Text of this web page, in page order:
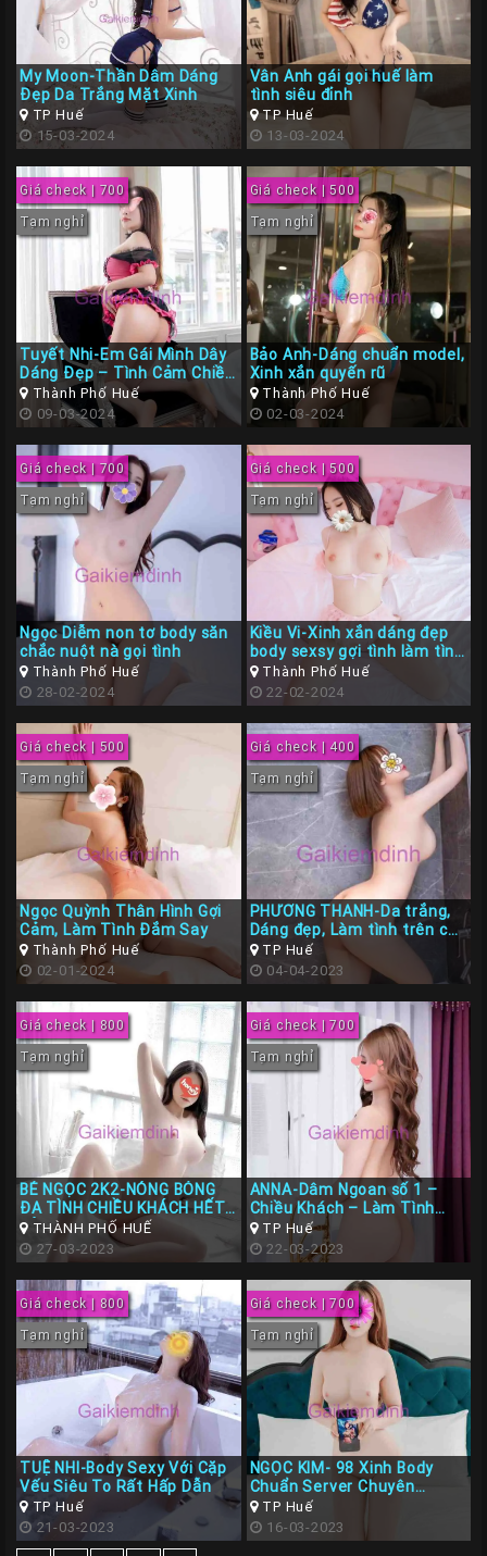
My Moon-Thần Dâm Dáng
Đẹp Da Trắng Mặt Xinh
TP Huế
15-03-2024
Vân Anh gái gọi huế làm
tình siêu đỉnh
TP Huế
13-03-2024
Giá check | 700
Tạm nghỉ
Tuyết Nhi-Em Gái Mình Dây
Dáng Đẹp – Tình Cảm Chiều
Khách
Thành Phố Huế
09-03-2024
Giá check | 500
Tạm nghỉ
Bảo Anh-Dáng chuẩn model,
Xinh xắn quyến rũ
Thành Phố Huế
02-03-2024
Giá check | 700
Tạm nghỉ
Ngọc Diễm non tơ body săn
chắc nuột nà gọi tình
Thành Phố Huế
28-02-2024
Giá check | 500
Tạm nghỉ
Kiều Vi-Xinh xắn dáng đẹp
body sexsy gợi tình làm tình
đỉnh cao
Thành Phố Huế
22-02-2024
Giá check | 500
Tạm nghỉ
Ngọc Quỳnh Thân Hình Gợi
Cảm, Làm Tình Đắm Say
Thành Phố Huế
02-01-2024
Giá check | 400
Tạm nghỉ
PHƯƠNG THANH-Da trắng,
Dáng đẹp, Làm tình trên cả
tuyệt vời
TP Huế
04-04-2023
Giá check | 800
Tạm nghỉ
BÉ NGỌC 2K2-NÓNG BỎNG
ĐA TÌNH CHIỀU KHÁCH HẾT
MÌNH
THÀNH PHỐ HUẾ
27-03-2023
Giá check | 700
Tạm nghỉ
ANNA-Dâm Ngoan số 1 –
Chiều Khách – Làm Tình
Cực Chất
TP Huế
22-03-2023
Giá check | 800
Tạm nghỉ
TUỆ NHI-Body Sexy Với Cặp
Vếu Siêu To Rất Hấp Dẫn
TP Huế
21-03-2023
Giá check | 700
Tạm nghỉ
NGỌC KIM- 98 Xinh Body
Chuẩn Server Chuyên
Nghiệp
TP Huế
16-03-2023